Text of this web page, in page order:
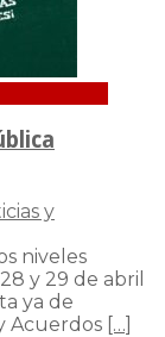
y
niveles
y 29 de abril
ya de
Acuerdos […]